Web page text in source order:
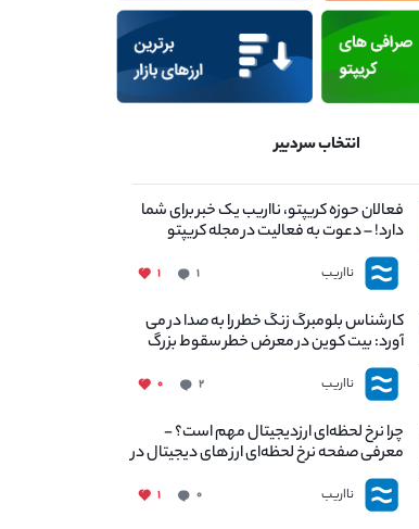
انتخاب سردبیر
فعالان حوزه کریپتو، نااریب یک خبر برای شما
دارد! – دعوت به فعالیت در مجله کریپتو
نااریب ۱ ۱
کارشناس بلومبرگ زنگ خطر را به صدا در می
آورد: بیت کوین در معرض خطر سقوط بزرگ
است - دلیل آن چیست؟
نااریب ۲ ۰
چرا نرخ لحظه‌ای ارزدیجیتال مهم است؟ -
معرفی صفحه نرخ لحظه‌ای ارز های دیجیتال در
نااریب
نااریب ۰ ۱